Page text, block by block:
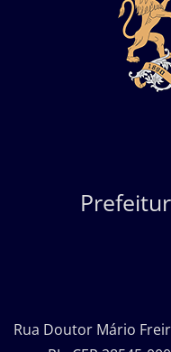
Rua Doutor Mário